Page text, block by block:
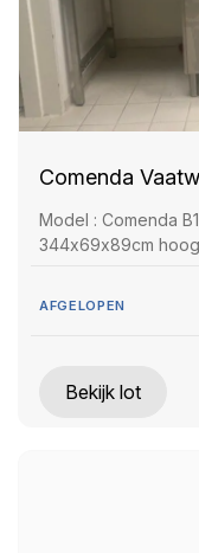
Comenda
Model : Comenda
344x69x89cm
AFGELOPEN
Bekijk lot